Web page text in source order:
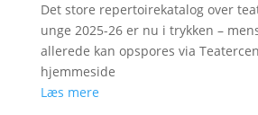
Det store repertoirekatalog over
unge 2025-26 er nu i trykken –
allerede kan opspores via
hjemmeside
Læs mere